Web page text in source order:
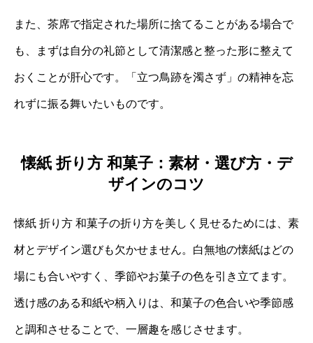
また、茶席で指定された場所に捨てることがある場合で
も、まずは自分の礼節として清潔感と整った形に整えて
おくことが肝心です。「立つ鳥跡を濁さず」の精神を忘
れずに振る舞いたいものです。
懐紙 折り方 和菓子：素材・選び方・デ
ザインのコツ
懐紙 折り方 和菓子の折り方を美しく見せるためには、素
材とデザイン選びも欠かせません。白無地の懐紙はどの
場にも合いやすく、季節やお菓子の色を引き立てます。
透け感のある和紙や柄入りは、和菓子の色合いや季節感
と調和させることで、一層趣を感じさせます。